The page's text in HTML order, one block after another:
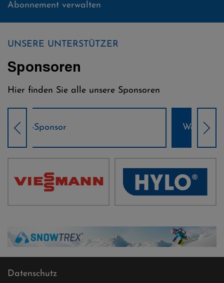
Abonnement verwalten
UNSERE UNTERSTÜTZER
Sponsoren
Hier finden Sie alle unsere Sponsoren
Weltcup-Sponsoren Damen